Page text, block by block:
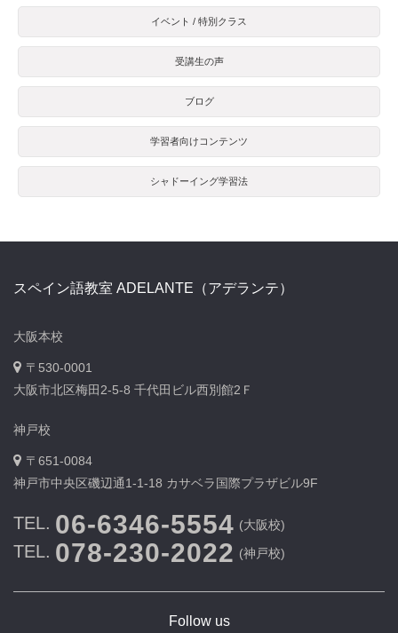
イベント / 特別クラス
受講生の声
ブログ
学習者向けコンテンツ
シャドーイング学習法
スペイン語教室 ADELANTE（アデランテ）
大阪本校
〒530-0001
大阪市北区梅田2-5-8 千代田ビル西別館2Ｆ
神戸校
〒651-0084
神戸市中央区磯辺通1-1-18 カサベラ国際プラザビル9F
TEL. 06-6346-5554 (大阪校)
TEL. 078-230-2022 (神戸校)
Follow us